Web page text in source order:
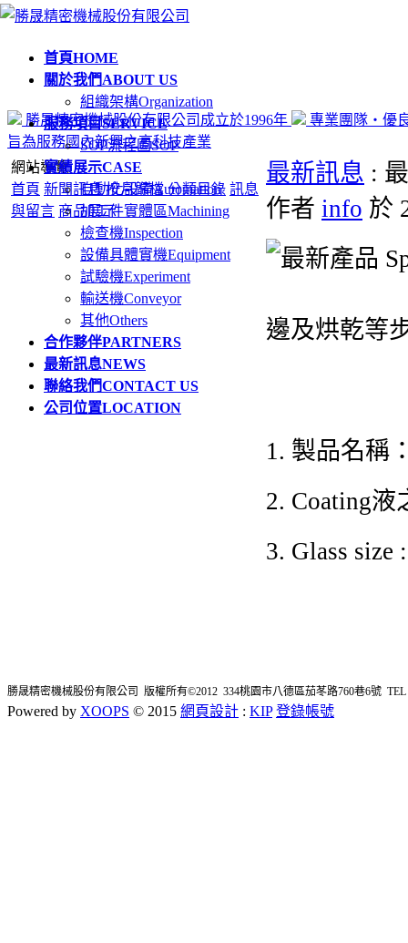
首頁HOME
關於我們ABOUT US
組織架構Organization
服務項目SERVICE
SOP流程圖SOP
實績展示CASE
自動化設備Automation
加工件實體區Machining
檢查機Inspection
設備具體實機Equipment
試驗機Experiment
輸送機Conveyor
其他Others
合作夥伴PARTNERS
最新訊息NEWS
聯絡我們CONTACT US
公司位置LOCATION
勝晟精密機械股份有限公司成立於1996年
專業團隊‧優
旨為服務國內新興之高科技產業
網站導覽
首頁 新聞訊息 按月歸檔 分類目錄 訊息
與留言 商品展示
最新訊息 :
作者 info 於
邊及烘乾等
1. 製品名稱
2. Coating液
3. Glass size
勝晟精密機械股份有限公司 版權所有©2012 334桃園市八德區茄苳路760巷6號 TEL
Powered by XOOPS © 2015 網頁設計 : KIP 登錄帳號